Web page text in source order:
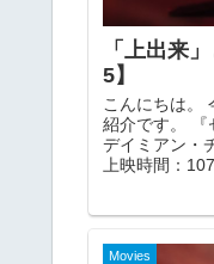
「上出来
5】
こんにちは。
紹介です。 『
デイミアン・
上映時間：
Movies